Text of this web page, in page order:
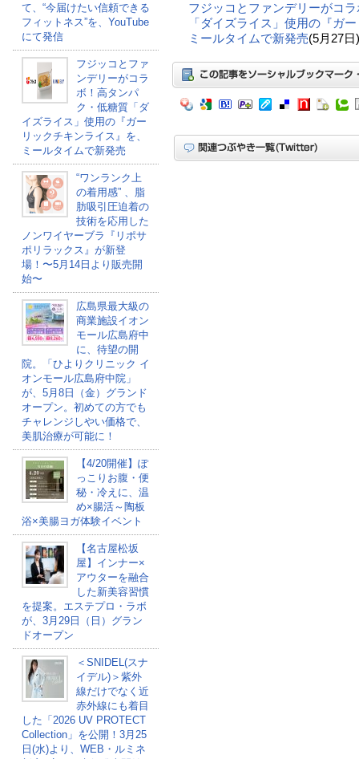
て、“今届けたい信頼できる
フィットネス”を、YouTube
にて発信
フジッコとファ
ンデリーがコラ
ボ！高タンパ
ク・低糖質「ダ
イズライス」使用の『ガー
リックチキンライス』を、
ミールタイムで新発売
“ワンランク上
の着用感” 、脂
肪吸引圧迫着の
技術を応用した
ノンワイヤーブラ『リポサ
ポリラックス』が新登
場！〜5月14日より販売開
始〜
広島県最大級の
商業施設イオン
モール広島府中
に、待望の開
院。「ひよりクリニック イ
オンモール広島府中院」
が、5月8日（金）グランド
オープン。初めての方でも
チャレンジしやい価格で、
美肌治療が可能に！
【4/20開催】ぽ
っこりお腹・便
秘・冷えに、温
め×腸活～陶板
浴×美腸ヨガ体験イベント
【名古屋松坂
屋】インナー×
アウターを融合
した新美容習慣
を提案。エステプロ・ラボ
が、3月29日（日）グラン
ドオープン
＜SNIDEL(スナ
イデル)＞紫外
線だけでなく近
赤外線にも着目
した「2026 UV PROTECT
Collection」を公開！3月25
日(水)より、WEB・ルミネ
フジッコとファンデリーがコ
「ダイズライス」使用の『ガ
ミールタイムで新発売(5月27日)